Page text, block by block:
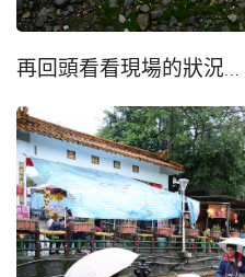
再回頭看看現場的狀況…